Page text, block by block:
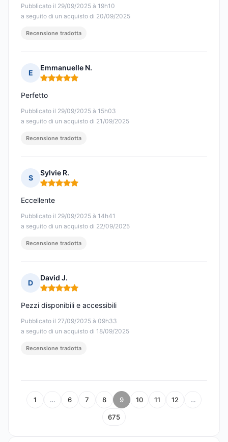
Pubblicato il 29/09/2025 à 19h10
a seguito di un acquisto di 20/09/2025
Recensione tradotta
E
Emmanuelle N.
Nota: 5 su 5
Pubblicato il 29/09/2025 à 15h03
a seguito di un acquisto di 21/09/2025
Perfetto
Recensione tradotta
S
Sylvie R.
Nota: 5 su 5
Pubblicato il 29/09/2025 à 14h41
a seguito di un acquisto di 22/09/2025
Eccellente
Recensione tradotta
D
David J.
Nota: 5 su 5
Pubblicato il 27/09/2025 à 09h33
a seguito di un acquisto di 18/09/2025
Pezzi disponibili e accessibili
Recensione tradotta
1 … 6 7 8 9 10 11 12 …
675